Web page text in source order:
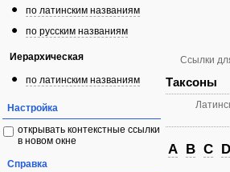
по латинским названиям
по русским названиям
Иерархическая
по латинским названиям
Настройка
открывать контекстные ссылки
в новом окне
Справка
Ссылки
Таксоны
A B C D